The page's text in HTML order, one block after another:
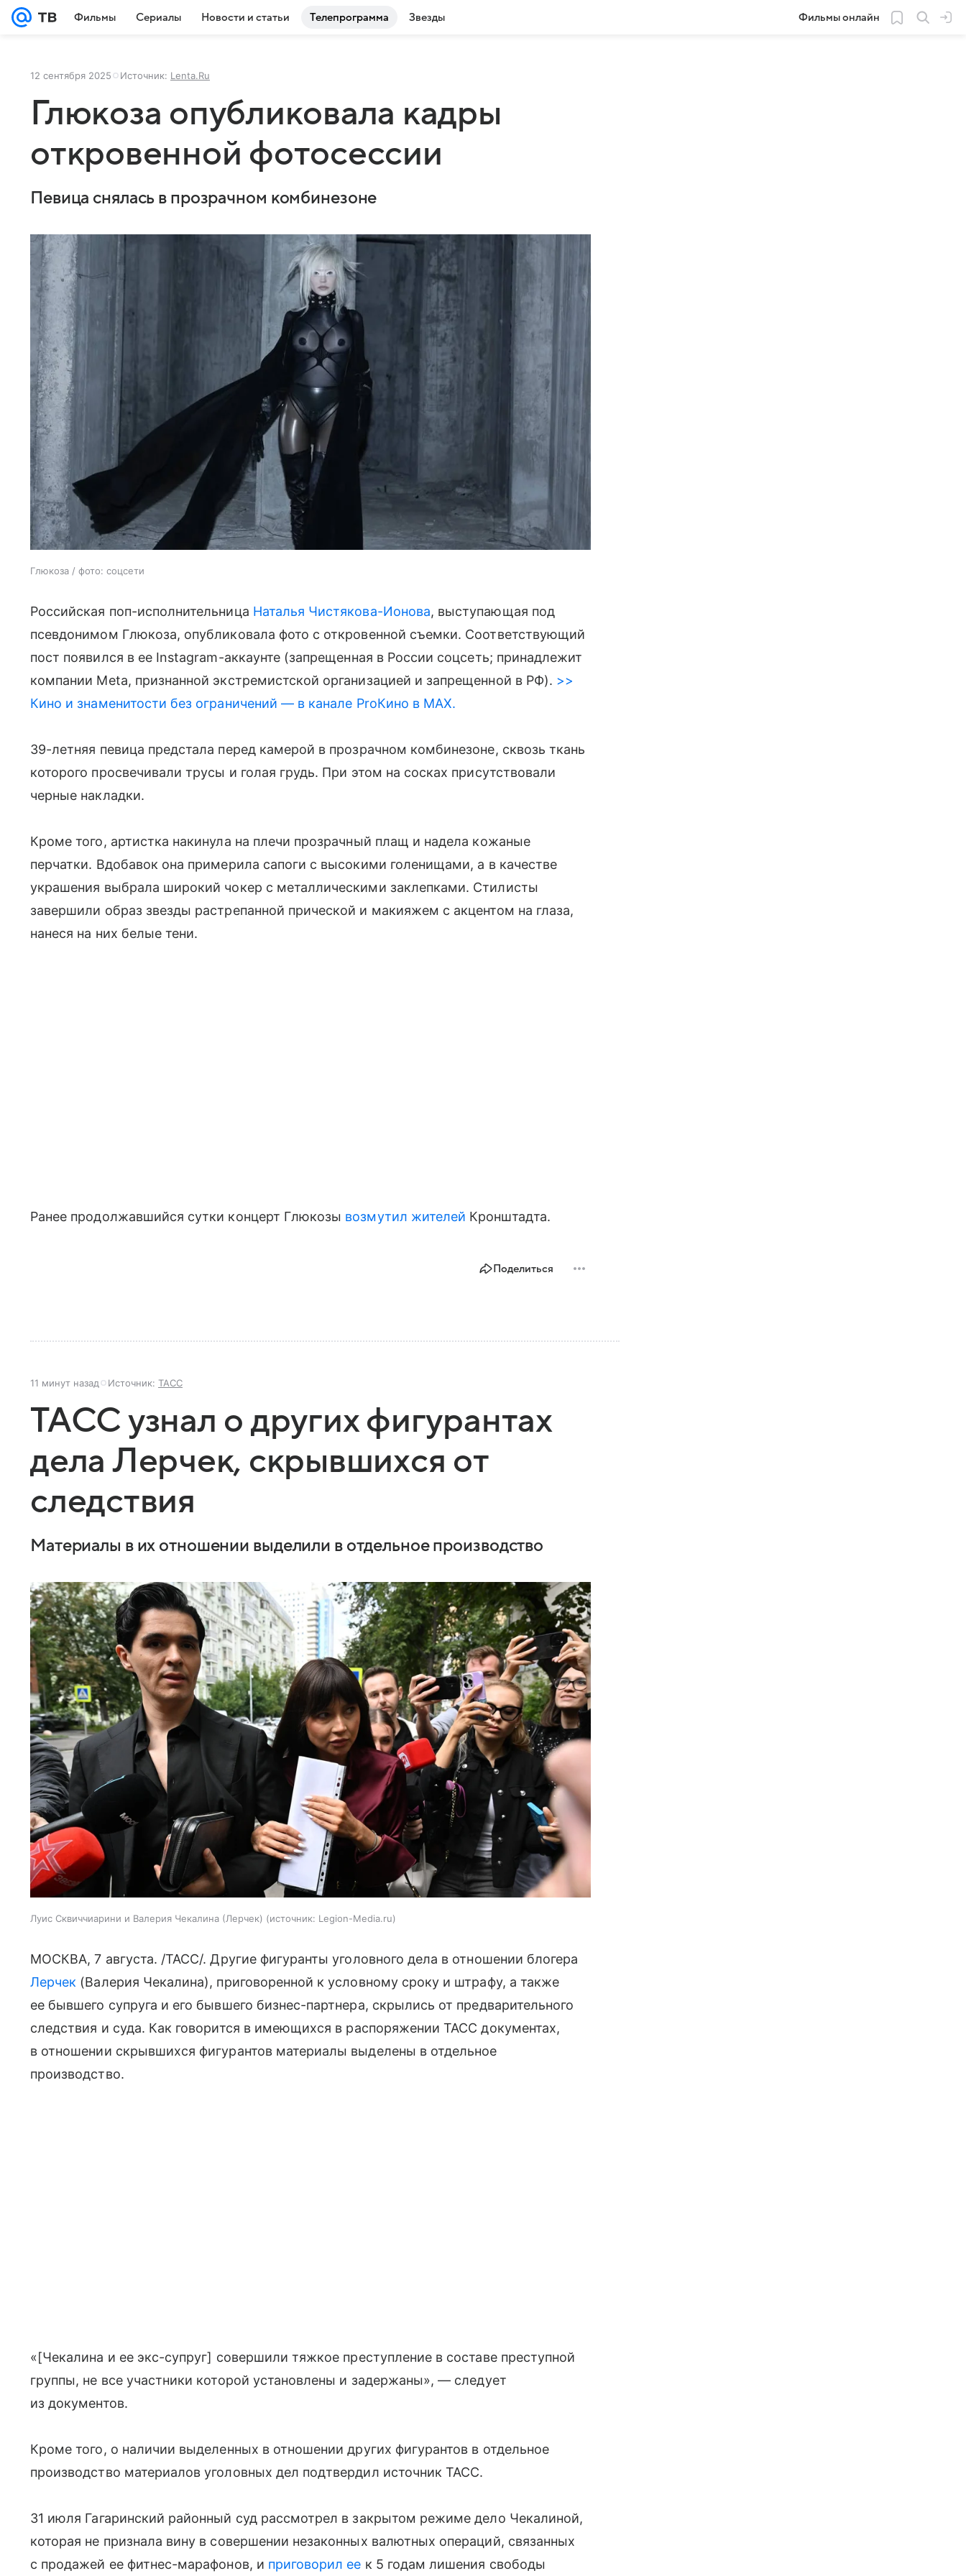
Фильмы Сериалы Новости и статьи Телепрограмма Звезды Фильмы онлайн
12 сентября 2025 Источник: Lenta.Ru
Глюкоза опубликовала кадры
откровенной фотосессии
Певица снялась в прозрачном комбинезоне
Глюкоза / фото: соцсети
Российская поп-исполнительница Наталья Чистякова-Ионова, выступающая под
псевдонимом Глюкоза, опубликовала фото с откровенной съемки. Соответствующий
пост появился в ее Instagram-аккаунте (запрещенная в России соцсеть; принадлежит
компании Meta, признанной экстремистской организацией и запрещенной в РФ). >>
Кино и знаменитости без ограничений — в канале ProКино в MAX.
39-летняя певица предстала перед камерой в прозрачном комбинезоне, сквозь ткань
которого просвечивали трусы и голая грудь. При этом на сосках присутствовали
черные накладки.
Кроме того, артистка накинула на плечи прозрачный плащ и надела кожаные
перчатки. Вдобавок она примерила сапоги с высокими голенищами, а в качестве
украшения выбрала широкий чокер с металлическими заклепками. Стилисты
завершили образ звезды растрепанной прической и макияжем с акцентом на глаза,
нанеся на них белые тени.
Ранее продолжавшийся сутки концерт Глюкозы возмутил жителей Кронштадта.
Поделиться
11 минут назад Источник: ТАСС
ТАСС узнал о других фигурантах
дела Лерчек, скрывшихся от
следствия
Материалы в их отношении выделили в отдельное производство
Луис Сквиччиарини и Валерия Чекалина (Лерчек) источник: Legion-Media.ru
МОСКВА, 7 августа. /ТАСС/. Другие фигуранты уголовного дела в отношении блогера
Лерчек (Валерия Чекалина), приговоренной к условному сроку и штрафу, а также
ее бывшего супруга и его бывшего бизнес-партнера, скрылись от предварительного
следствия и суда. Как говорится в имеющихся в распоряжении ТАСС документах,
в отношении скрывшихся фигурантов материалы выделены в отдельное
производство.
«[Чекалина и ее экс-супруг] совершили тяжкое преступление в составе преступной
группы, не все участники которой установлены и задержаны», — следует
из документов.
Кроме того, о наличии выделенных в отношении других фигурантов в отдельное
производство материалов уголовных дел подтвердил источник ТАСС.
31 июля Гагаринский районный суд рассмотрел в закрытом режиме дело Чекалиной,
которая не признала вину в совершении незаконных валютных операций, связанных
с продажей ее фитнес-марафонов, и приговорил ее к 5 годам лишения свободы